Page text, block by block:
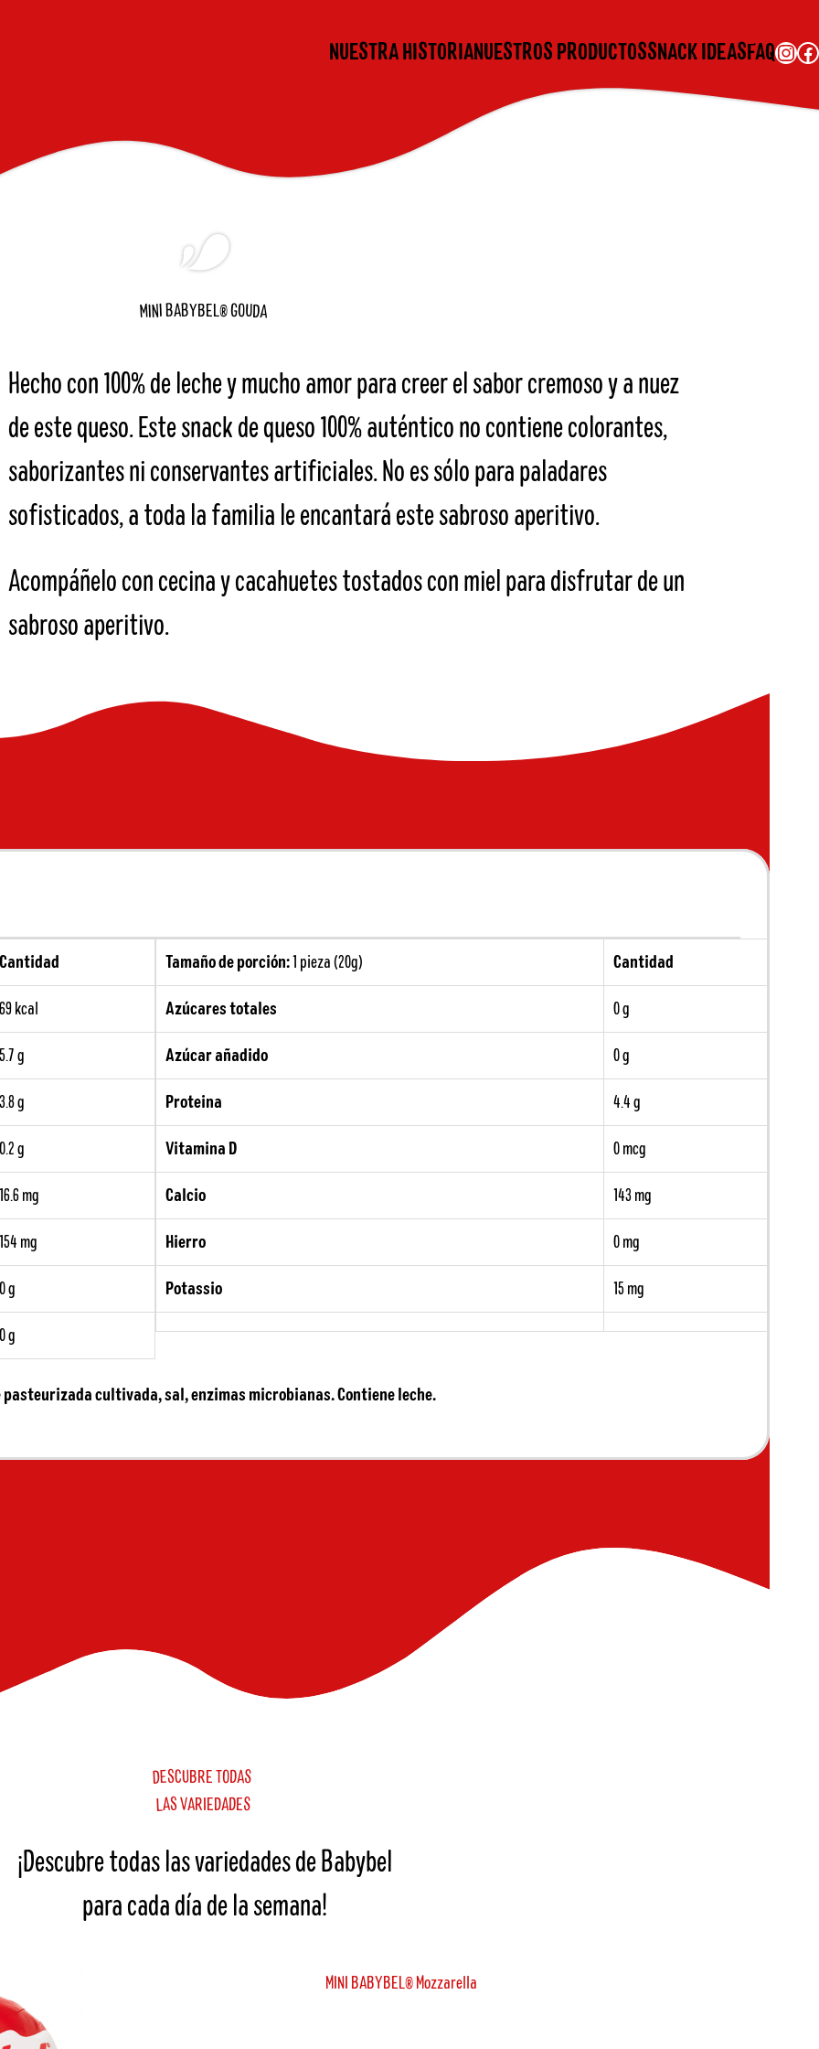
NUESTRA HISTORIANUESTROS PRODUCTOSSNACK IDEASFAQInstagram Facebook
MINIBABYBEL®GOUDA
Hecho con 100% de leche y mucho amor para creer el sabor cremoso y a nuez
de este queso. Este snack de queso 100% auténtico no contiene colorantes,
saborizantes ni conservantes artificiales. No es sólo para paladares
sofisticados, a toda la familia le encantará este sabroso aperitivo.
Acompáñelo con cecina y cacahuetes tostados con miel para disfrutar de un
sabroso aperitivo.
Cantidad
69 kcal
5.7 g
3.8 g
0.2 g
16.6 mg
154 mg
0 g
0 g
Tamaño de porción:1 pieza (20g) Cantidad
Azúcares totales 0 g
Azúcar añadido 0 g
Proteina 4.4 g
Vitamina D 0 mcg
Calcio 143 mg
Hierro 0 mg
Potassio 15 mg
cultivada, sal, enzimas microbianas. Contiene leche.
DESCUBRE TODAS
LASVARIEDADES
¡Descubre todas las variedades de Babybel
para cada día de la semana!
MINI BABYBEL® Mozzarella